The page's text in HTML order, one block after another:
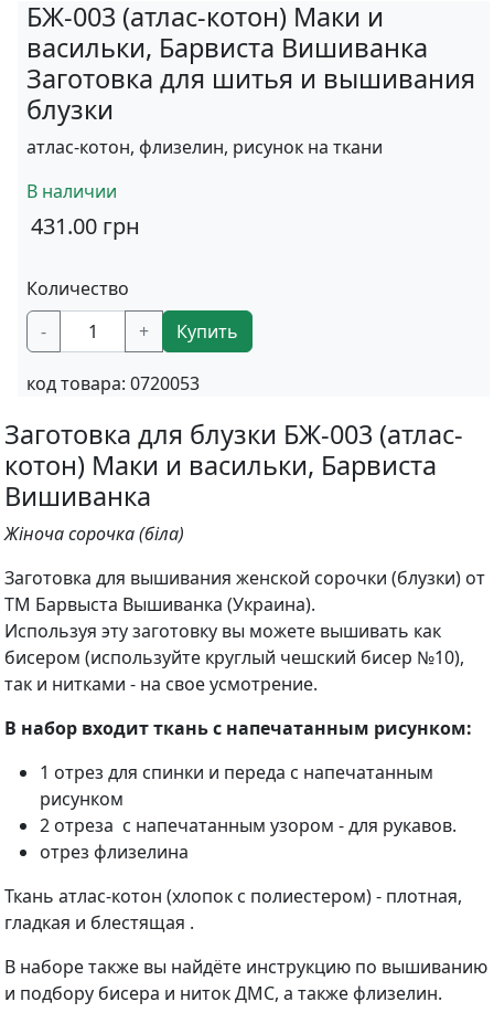
БЖ-003 (атлас-котон) Маки и
васильки, Барвиста Вишиванка
Заготовка для шитья и вышивания
блузки
атлас-котон, флизелин, рисунок на ткани
В наличии
431.00 грн
Количество
-
+ Купить
код товара: 0720053
Заготовка для блузки БЖ-003 (атлас-
котон) Маки и васильки, Барвиста
Вишиванка
Жіноча сорочка (біла)
Заготовка для вышивания женской сорочки (блузки) от
ТМ Барвыста Вышиванка (Украина).
Используя эту заготовку вы можете вышивать как
бисером (используйте круглый чешский бисер №10),
так и нитками - на свое усмотрение.
В набор входит ткань с напечатанным рисунком:
1 отрез для спинки и переда с напечатанным
рисунком
2 отреза с напечатанным узором - для рукавов.
отрез флизелина
Ткань атлас-котон (хлопок с полиестером) - плотная,
гладкая и блестящая .
В наборе также вы найдёте инструкцию по вышиванию
и подбору бисера и ниток ДМС, а также флизелин.